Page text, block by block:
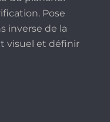
Pose
inverse de la
visuel et définir